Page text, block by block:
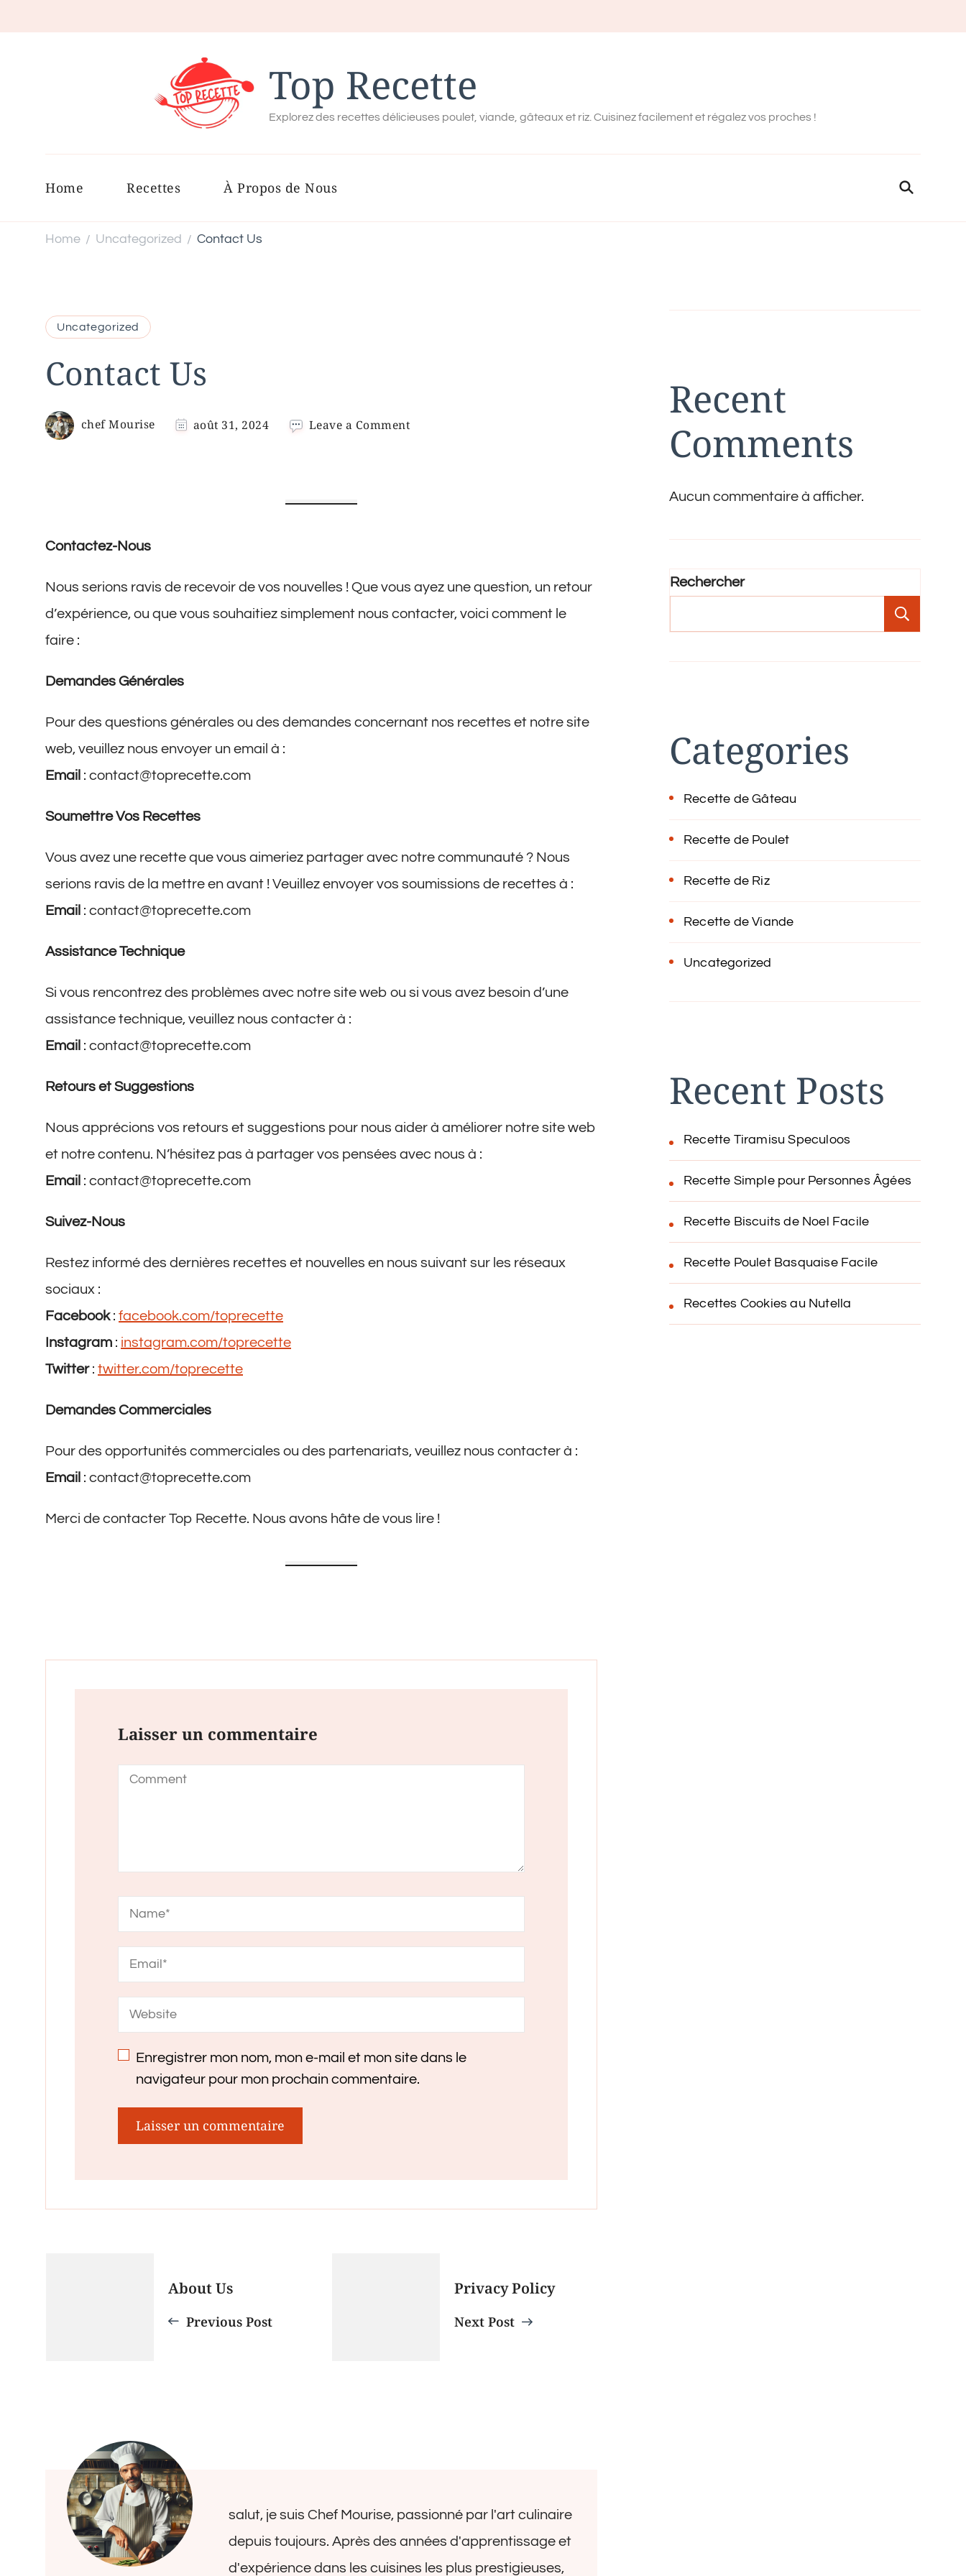
Top Recette
Explorez des recettes délicieuses poulet, viande, gâteaux et riz. Cuisinez facilement et régalez vos proches !
Home Recettes À Propos de Nous
Home / Uncategorized / Contact Us
Uncategorized
Contact Us
chef Mourise août 31, 2024 Leave a Commenton
Contactez-Nous
Nous serions ravis de recevoir de vos nouvelles ! Que vous ayez une question, un retour
d’expérience, ou que vous souhaitiez simplement nous contacter, voici comment le
faire :
Demandes Générales
Pour des questions générales ou des demandes concernant nos recettes et notre site
web, veuillez nous envoyer un email à :
Email : contact@toprecette.com
Soumettre Vos Recettes
Vous avez une recette que vous aimeriez partager avec notre communauté ? Nous
serions ravis de la mettre en avant ! Veuillez envoyer vos soumissions de recettes à :
Email : contact@toprecette.com
Assistance Technique
Si vous rencontrez des problèmes avec notre site web ou si vous avez besoin d’une
assistance technique, veuillez nous contacter à :
Email : contact@toprecette.com
Retours et Suggestions
Nous apprécions vos retours et suggestions pour nous aider à améliorer notre site web
et notre contenu. N’hésitez pas à partager vos pensées avec nous à :
Email : contact@toprecette.com
Suivez-Nous
Restez informé des dernières recettes et nouvelles en nous suivant sur les réseaux
sociaux :
Facebook: facebook.com/toprecette
Instagram : instagram.com/toprecette
Twitter: twitter.com/toprecette
Demandes Commerciales
Pour des opportunités commerciales ou des partenariats, veuillez nous contacter à :
Email : contact@toprecette.com
Merci de contacter Top Recette. Nous avons hâte de vous lire !
Laisser un commentaire
Enregistrer mon nom, mon e-mail et mon site dans le
navigateur pour mon prochain commentaire.
Navigation
About Us
Previous Post
Privacy Policy
Next Post
salut, je suis Chef Mourise, passionné par l'art culinaire
depuis toujours. Après des années d'apprentissage et
d'expérience dans les cuisines les plus prestigieuses,
Recent
Comments
Aucun commentaire à afficher.
Rechercher
Categories
Recette de Gâteau
Recette de Poulet
Recette de Riz
Recette de Viande
Uncategorized
Recent Posts
Recette Tiramisu Speculoos
Recette Simple pour Personnes Âgées
Recette Biscuits de Noel Facile
Recette Poulet Basquaise Facile
Recettes Cookies au Nutella